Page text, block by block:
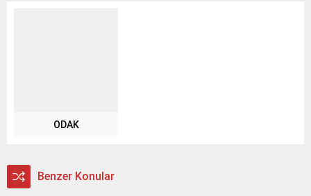
ODAK
Benzer Konular